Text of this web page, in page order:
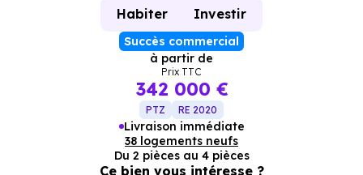
Habiter Investir
Succès commercial
à partir de
Prix TTC
342 000 €
PTZ RE 2020
Livraison immédiate
38 logements neufs
Du 2 pièces au 4 pièces
Ce bien vous intéresse ?